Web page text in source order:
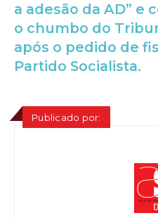
a adesão da AD” e
o chumbo do
após o pedido de
Partido Socialista.
Publicado por: